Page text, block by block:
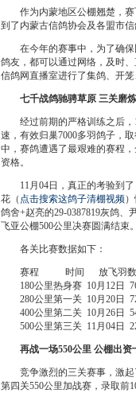
作为内蒙地区公棚翘楚，赛
到了内蒙古信鸽协会及各盟市
在今年的赛事中，为了确保
鸽友，都可以通过网络，及时
信鸽网直播室进行了集鸽、开
七千战鸽驰骋草原 三关磨
经过前期的严格训练之后，
速，有效归巢7000多羽鸽子，
中，赛鸽遭遇了最艰难的赛程
资格。
11月04日，真正的考验到了
花（ 点击搜索这鸽子清棚视频）
鸽舍+赵亮的29-0387819灰鸽
飞亚公棚500公里决赛圆满结束。
各关比赛数据如下：
赛程 时间 放飞羽数 冠
180公里热身赛 10月12日
280公里第一关 10月20日
400公里第二关 10月26日
500公里第三关 11月04日
再战一场550公里 公棚出资
竞争激烈的三关赛事，激起
第四关550公里加战赛，录取前